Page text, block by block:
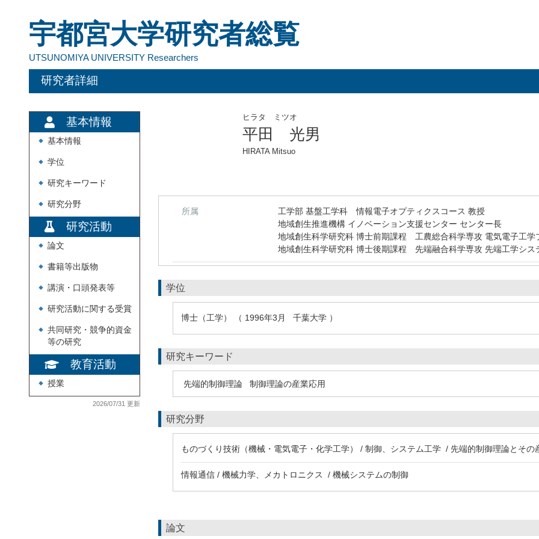
宇都宮大学研究者総覧
UTSUNOMIYA UNIVERSITY Researchers
研究者詳細
基本情報
◆ 基本情報
◆ 学位
◆ 研究キーワード
◆ 研究分野
研究活動
◆ 論文
◆ 書籍等出版物
◆ 講演・口頭発表等
◆ 研究活動に関する受賞
◆
共同研究・競争的資金
等の研究
教育活動
◆ 授業
2026/07/31 更新
ヒラタ ミツオ
平田 光男
HIRATA Mitsuo
所属
工学部 基盤工学科 情報電子オプティクスコース 教授
地域創生推進機構 イノベーション支援センター センター長
地域創生科学研究科 博士前期課程 工農総合科学専攻 電気電子工学
地域創生科学研究科 博士後期課程 先端融合科学専攻 先端工学シス
学位
博士（工学） （ 1996年3月 千葉大学 ）
研究キーワード
先端的制御理論 制御理論の産業応用
研究分野
ものづくり技術（機械・電気電子・化学工学） / 制御、システム工学 / 先端的制御理論とその
情報通信 / 機械力学、メカトロニクス / 機械システムの制御
論文